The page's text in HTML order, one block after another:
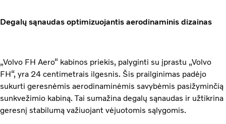
Degalų sąnaudas optimizuojantis aerodinaminis dizainas
„Volvo FH Aero“ kabinos priekis, palyginti su įprastu „Volvo
FH“, yra 24 centimetrais ilgesnis. Šis prailginimas padėjo
sukurti geresnėmis aerodinaminėmis savybėmis pasižyminčią
sunkvežimio kabiną. Tai sumažina degalų sąnaudas ir užtikrina
geresnį stabilumą važiuojant vėjuotomis sąlygomis.